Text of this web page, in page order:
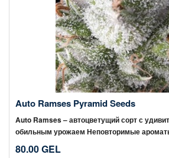
Auto Ramses Pyramid Seeds
Auto Ramses – автоцветущий сорт с
обильным урожаем Неповторимые
80.00 GEL